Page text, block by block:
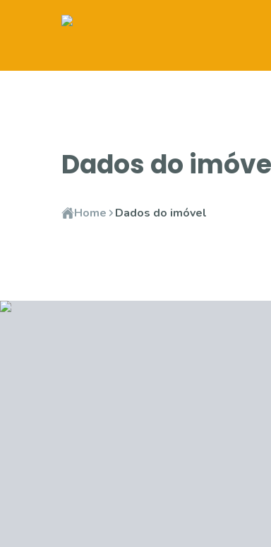
Dados do
Home Dados do imóvel